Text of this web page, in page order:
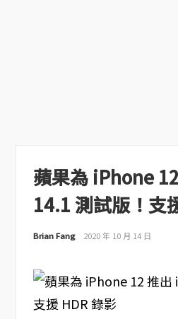
蘋果為 iPhone
14.1 測試版！支
Brian Fang 2020 年 10 月 14 日